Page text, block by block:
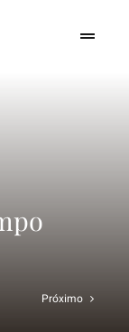
Toggle
Próximo